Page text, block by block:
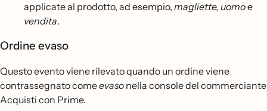
applicate al prodotto, ad esempio, magliette, uomoe
vendita.
Ordine evaso
Questo evento viene rilevato quando un ordine viene
contrassegnato comeevaso nella console del commerciante
Acquisti con Prime.